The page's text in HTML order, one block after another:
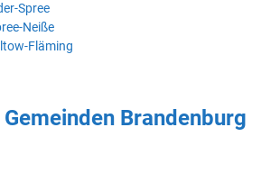
Spree
Neiße
Fläming
Brandenburg